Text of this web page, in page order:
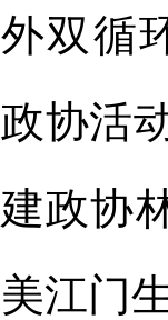
外双循
政协活
建政协
美江门